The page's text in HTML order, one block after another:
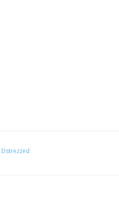
Dstrezzed